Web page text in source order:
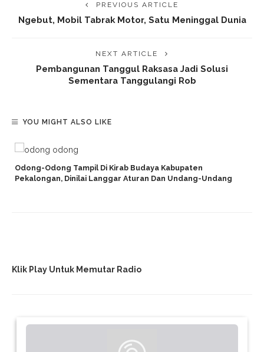
PREVIOUS ARTICLE
Ngebut, Mobil Tabrak Motor, Satu Meninggal Dunia
NEXT ARTICLE
Pembangunan Tanggul Raksasa Jadi Solusi
Sementara Tanggulangi Rob
YOU MIGHT ALSO LIKE
Odong-Odong Tampil Di Kirab Budaya Kabupaten
Pekalongan, Dinilai Langgar Aturan Dan Undang-Undang
Klik Play Untuk Memutar Radio